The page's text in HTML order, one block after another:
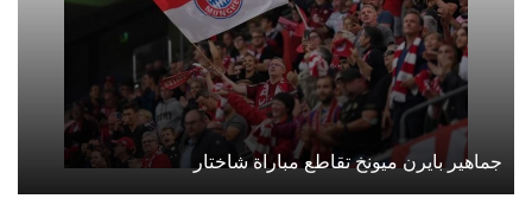
جماهير بايرن ميونخ تقاطع مباراة شاختار